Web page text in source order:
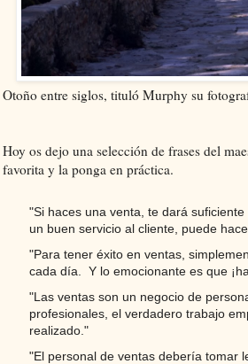
Otoño entre siglos, tituló Murphy su
Hoy os dejo una selección de frases del
favorita y la ponga en práctica.
"Si haces una venta, te dará
un buen servicio al cliente, puede
"Para tener éxito en ventas,
cada día. Y lo emocionante es que
"Las ventas son un negocio de
profesionales, el verdadero trabajo
realizado."
"El personal de ventas debería tomar